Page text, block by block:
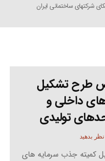
طرح تشکیل
داخلی و
تولیدی
نظر بدهید
کمیته جذب سرمایه های